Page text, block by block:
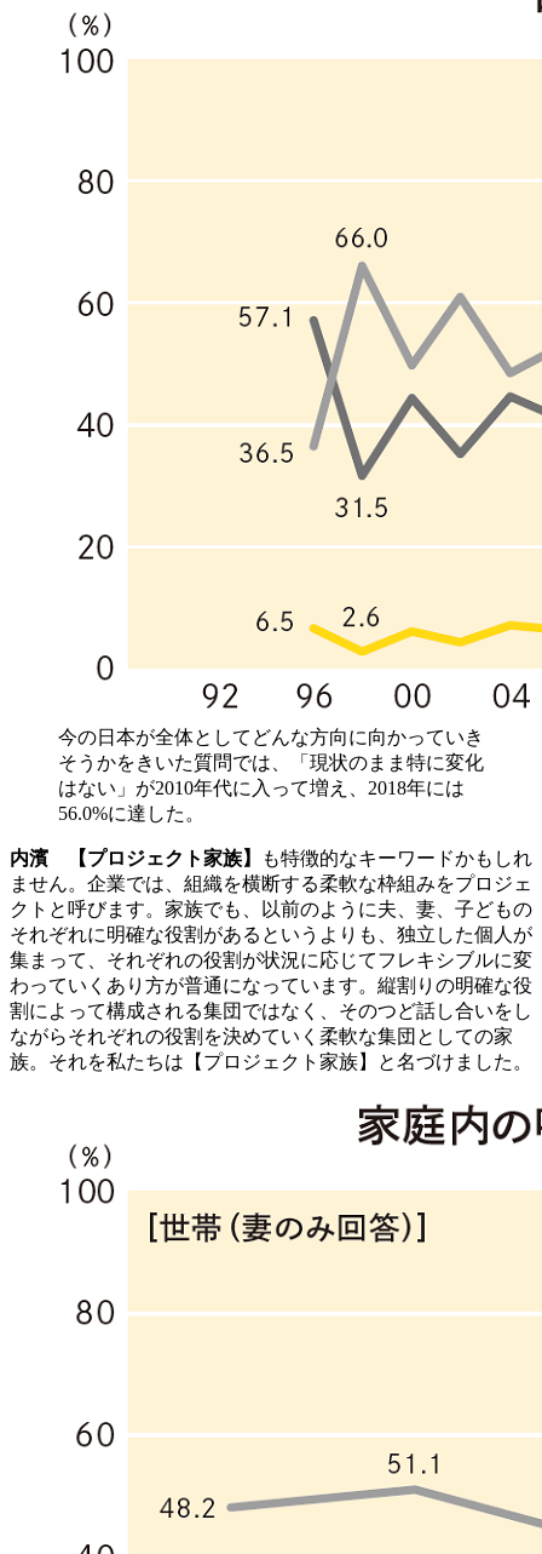
今の日本が全体としてどんな方向に向かっていき
そうかをきいた質問では、「現状のまま特に変化
はない」が2010年代に入って増え、2018年には
56.0%に達した。
内濱 【プロジェクト家族】
も特徴的なキーワードかもしれ
ません。企業では、組織を横断する柔軟な枠組みをプロジェ
クトと呼びます。家族でも、以前のように夫、妻、子どもの
それぞれに明確な役割があるというよりも、独立した個人が
集まって、それぞれの役割が状況に応じてフレキシブルに変
わっていくあり方が普通になっています。縦割りの明確な役
割によって構成される集団ではなく、そのつど話し合いをし
ながらそれぞれの役割を決めていく柔軟な集団としての家
族。それを私たちは【プロジェクト家族】と名づけました。